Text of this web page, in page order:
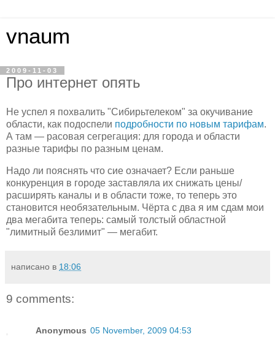
vnaum
2009-11-03
Про интернет опять
Не успел я похвалить "Сибирьтелеком" за окучивание
области, как подоспели подробности по новым тарифам.
А там — расовая сегрегация: для города и области
разные тарифы по разным ценам.
Надо ли пояснять что сие означает? Если раньше
конкуренция в городе заставляла их снижать цены/
расширять каналы и в области тоже, то теперь это
становится необязательным. Чёрта с два я им сдам мои
два мегабита теперь: самый толстый областной
"лимитный безлимит" — мегабит.
написано в 18:06
9 comments:
Anonymous 05 November, 2009 04:53